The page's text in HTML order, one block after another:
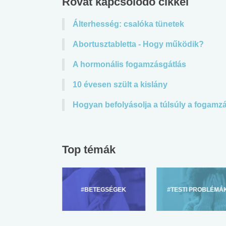
Álterhesség: csalóka tünetek
Abortusztabletta - Hogy működik?
A hormonális fogamzásgátlás
10 évesen szült a kislány
Hogyan befolyásolja a túlsúly a
Top témák
#BETEGSÉGEK #TESTI